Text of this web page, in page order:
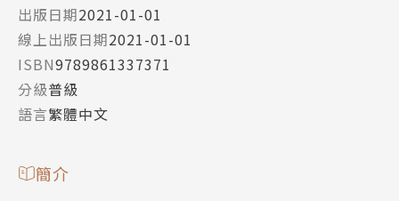
出版日期2021-01-01
線上出版日期2021-01-01
ISBN9789861337371
分級普級
語言繁體中文
簡介